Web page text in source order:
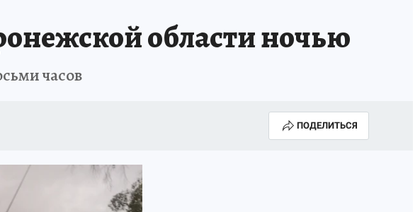
области ночью
часов
ПОДЕЛИТЬСЯ